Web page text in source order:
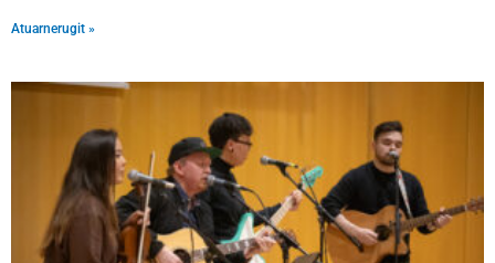
Atuarnerugit »